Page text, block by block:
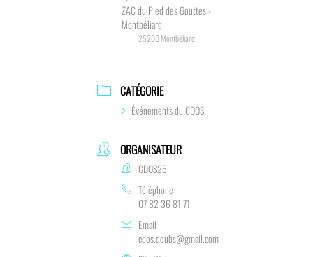
ZAC du Pied des Gouttes -
Montbéliard
25200 Montbéliard
CATÉGORIE
Événements du CDOS
ORGANISATEUR
CDOS25
Téléphone
07 82 36 81 71
Email
cdos.doubs@gmail.com